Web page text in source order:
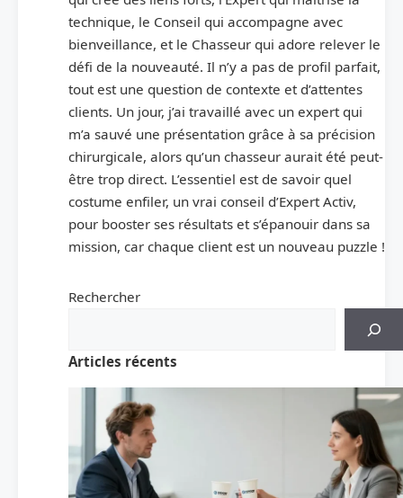
technique, le Conseil qui accompagne avec
bienveillance, et le Chasseur qui adore relever le
défi de la nouveauté. Il n’y a pas de profil parfait,
tout est une question de contexte et d’attentes
clients. Un jour, j’ai travaillé avec un expert qui
m’a sauvé une présentation grâce à sa précision
chirurgicale, alors qu’un chasseur aurait été peut-
être trop direct. L’essentiel est de savoir quel
costume enfiler, un vrai conseil d’Expert Activ,
pour booster ses résultats et s’épanouir dans sa
mission, car chaque client est un nouveau puzzle !
Rechercher
Articles récents